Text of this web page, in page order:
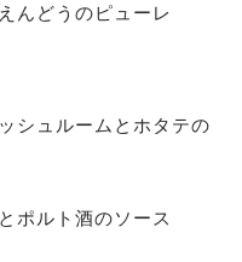
んどうのピューレ
シュルームとホタテの
ポルト酒のソース